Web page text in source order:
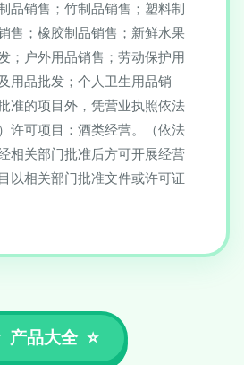
品销售；竹制品销售；塑料制
售；橡胶制品销售；新鲜水果
；户外用品销售；劳动保护用
用品批发；个人卫生用品销
准的项目外，凭营业执照依法
许可项目：酒类经营。（依法
相关部门批准后方可开展经营
以相关部门批准文件或许可证
产品大全